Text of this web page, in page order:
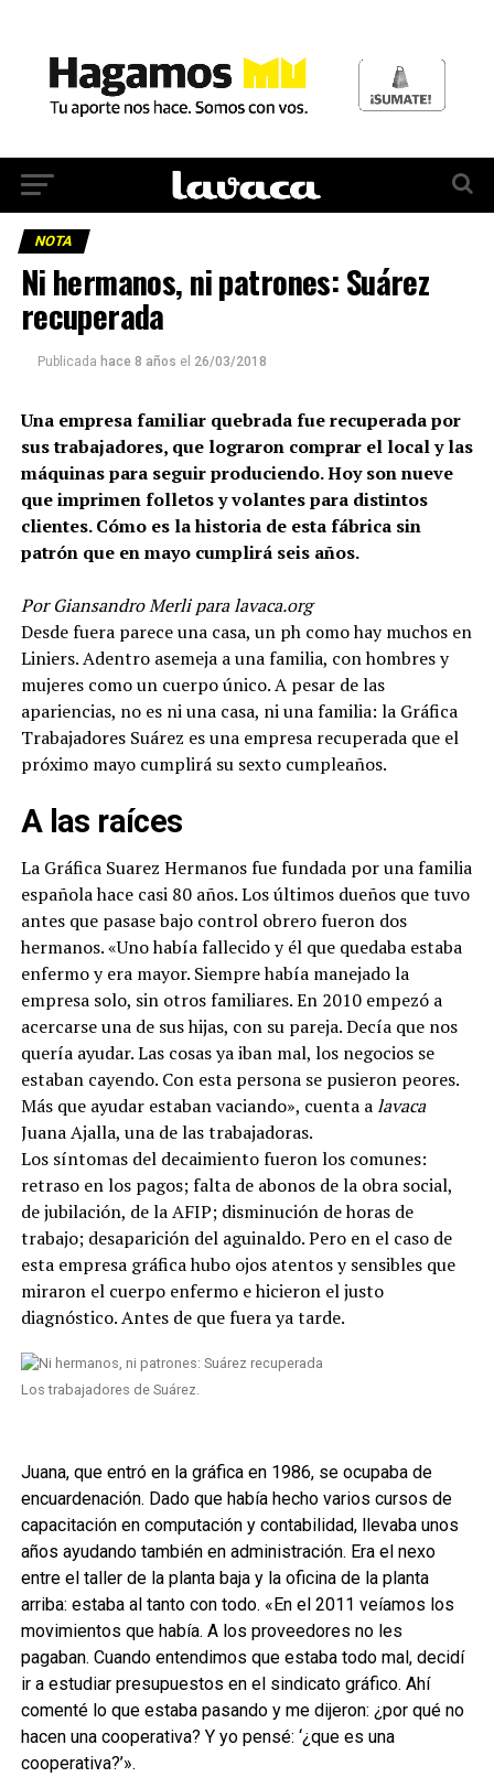
NOTA
Ni hermanos, ni patrones: Suárez
recuperada
Publicada hace 8 años el 26/03/2018
Una empresa familiar quebrada fue recuperada por
sus trabajadores, que lograron comprar el local y las
máquinas para seguir produciendo. Hoy son nueve
que imprimen folletos y volantes para distintos
clientes. Cómo es la historia de esta fábrica sin
patrón que en mayo cumplirá seis años.
Por Giansandro Merli para lavaca.org
Desde fuera parece una casa, un ph como hay muchos en
Liniers. Adentro asemeja a una familia, con hombres y
mujeres como un cuerpo único. A pesar de las
apariencias, no es ni una casa, ni una familia: la Gráfica
Trabajadores Suárez es una empresa recuperada que el
próximo mayo cumplirá su sexto cumpleaños.
A las raíces
La Gráfica Suarez Hermanos fue fundada por una familia
española hace casi 80 años. Los últimos dueños que tuvo
antes que pasase bajo control obrero fueron dos
hermanos. «Uno había fallecido y él que quedaba estaba
enfermo y era mayor. Siempre había manejado la
empresa solo, sin otros familiares. En 2010 empezó a
acercarse una de sus hijas, con su pareja. Decía que nos
quería ayudar. Las cosas ya iban mal, los negocios se
estaban cayendo. Con esta persona se pusieron peores.
Más que ayudar estaban vaciando», cuenta alavaca
Juana Ajalla, una de las trabajadoras.
Los síntomas del decaimiento fueron los comunes:
retraso en los pagos; falta de abonos de la obra social,
de jubilación, de la AFIP; disminución de horas de
trabajo; desaparición del aguinaldo. Pero en el caso de
esta empresa gráfica hubo ojos atentos y sensibles que
miraron el cuerpo enfermo e hicieron el justo
diagnóstico. Antes de que fuera ya tarde.
Los trabajadores de Suárez.
Juana, que entró en la gráfica en 1986, se ocupaba de
encuardenación. Dado que había hecho varios cursos de
capacitación en computación y contabilidad, llevaba unos
años ayudando también en administración. Era el nexo
entre el taller de la planta baja y la oficina de la planta
arriba: estaba al tanto con todo. «En el 2011 veíamos los
movimientos que había. A los proveedores no les
pagaban. Cuando entendimos que estaba todo mal, decidí
ir a estudiar presupuestos en el sindicato gráfico. Ahí
comenté lo que estaba pasando y me dijeron: ¿por qué no
hacen una cooperativa? Y yo pensé: ‘¿que es una
cooperativa?’».